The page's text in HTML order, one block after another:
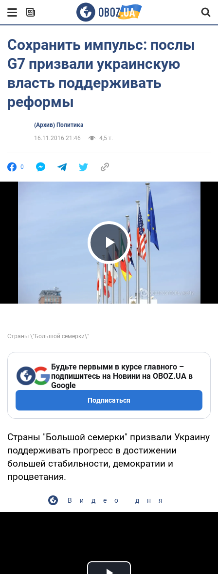
Сохранить импульс: послы
G7 призвали украинскую
власть поддерживать
реформы
(Архив) Политика
16.11.2016 21:46
4,5 т.
0
Play Video
Будьте первыми в курсе главного –
подпишитесь на Новини на OBOZ.UA в
Google
Подписаться
Страны "Большой семерки" призвали Украину
поддерживать прогресс в достижении
большей стабильности, демократии и
процветания.
Видео дня